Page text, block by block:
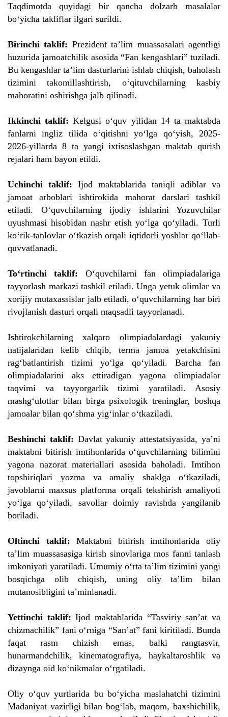
Taqdimotda quyidagi bir qancha dolzarb masalalar
bo‘yicha takliflar ilgari surildi.
Birinchi taklif: Prezident ta’lim muassasalari agentligi
huzurida jamoatchilik asosida “Fan kengashlari” tuziladi.
Bu kengashlar ta’lim dasturlarini ishlab chiqish, baholash
tizimini takomillashtirish, o‘qituvchilarning kasbiy
mahoratini oshirishga jalb qilinadi.
Ikkinchi taklif: Kelgusi o‘quv yilidan 14 ta maktabda
fanlarni ingliz tilida o‘qitishni yo‘lga qo‘yish, 2025-
2026-yillarda 8 ta yangi ixtisoslashgan maktab qurish
rejalari ham bayon etildi.
Uchinchi taklif: Ijod maktablarida taniqli adiblar va
jamoat arboblari ishtirokida mahorat darslari tashkil
etiladi. O‘quvchilarning ijodiy ishlarini Yozuvchilar
uyushmasi hisobidan nashr etish yo‘lga qo‘yiladi. Turli
ko‘rik-tanlovlar o‘tkazish orqali iqtidorli yoshlar qo‘llab-
quvvatlanadi.
To‘rtinchi taklif: O‘quvchilarni fan olimpiadalariga
tayyorlash markazi tashkil etiladi. Unga yetuk olimlar va
xorijiy mutaxassislar jalb etiladi, o‘quvchilarning har biri
rivojlanish dasturi orqali maqsadli tayyorlanadi.
Ishtirokchilarning xalqaro olimpiadalardagi yakuniy
natijalaridan kelib chiqib, terma jamoa yetakchisini
rag‘batlantirish tizimi yo‘lga qo‘yiladi. Barcha fan
olimpiadalarini aks ettiradigan yagona olimpiadalar
taqvimi va tayyorgarlik tizimi yaratiladi. Asosiy
mashg‘ulotlar bilan birga psixologik treninglar, boshqa
jamoalar bilan qo‘shma yig‘inlar o‘tkaziladi.
Beshinchi taklif: Davlat yakuniy attestatsiyasida, ya’ni
maktabni bitirish imtihonlarida o‘quvchilarning bilimini
yagona nazorat materiallari asosida baholadi. Imtihon
topshiriqlari yozma va amaliy shaklga o‘tkaziladi,
javoblarni maxsus platforma orqali tekshirish amaliyoti
yo‘lga qo‘yiladi, savollar doimiy ravishda yangilanib
boriladi.
Oltinchi taklif: Maktabni bitirish imtihonlarida oliy
ta’lim muassasasiga kirish sinovlariga mos fanni tanlash
imkoniyati yaratiladi. Umumiy o‘rta ta’lim tizimini yangi
bosqichga olib chiqish, uning oliy ta’lim bilan
mutanosibligini ta’minlanadi.
Yettinchi taklif: Ijod maktablarida “Tasviriy san’at va
chizmachilik” fani o‘rniga “San’at” fani kiritiladi. Bunda
faqat rasm chizish emas, balki rangtasvir,
hunarmandchilik, kinematografiya, haykaltaroshlik va
dizaynga oid ko‘nikmalar o‘rgatiladi.
Oliy o‘quv yurtlarida bu bo‘yicha maslahatchi tizimini
Madaniyat vazirligi bilan bog‘lab, maqom, baxshichilik,